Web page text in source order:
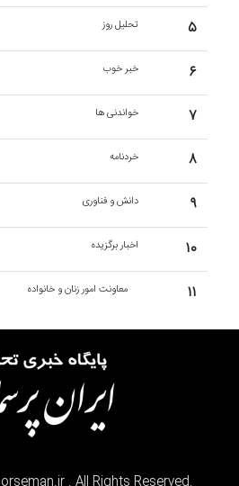
۵ تحلیل روز
۶ خبر خوب
۷ خواندنی ها
۸ خردنامه
۹ دانش و فناوری
۱۰ اخبار برگزیده
۱۱ معاونت امور زنان و خانواده